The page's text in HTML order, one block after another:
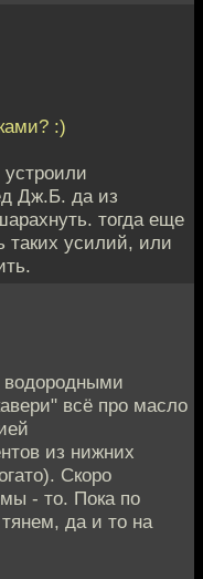
:)
устроили
Дж.Б. да из
тогда еще
таких усилий, или
всё про масло
из нижних
Скоро
- то. Пока по
да и то на